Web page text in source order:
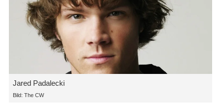
Jared Padalecki
Bild: The CW